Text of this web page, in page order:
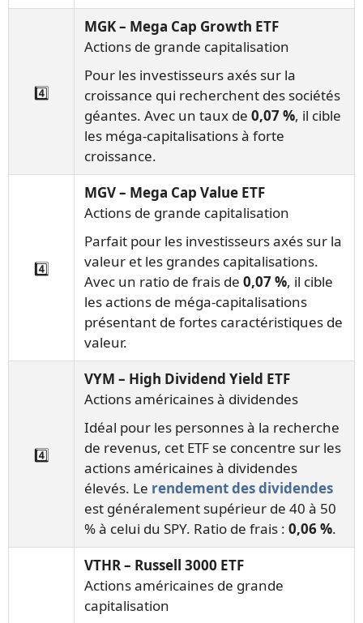
4️⃣
MGK – Mega Cap Growth ETF
Actions de grande capitalisation
Pour les investisseurs axés sur la
croissance qui recherchent des sociétés
géantes. Avec un taux de 0,07 %, il cible
les méga-capitalisations à forte
croissance.
4️⃣
MGV – Mega Cap Value ETF
Actions de grande capitalisation
Parfait pour les investisseurs axés sur la
valeur et les grandes capitalisations.
Avec un ratio de frais de 0,07 %, il cible
les actions de méga-capitalisations
présentant de fortes caractéristiques de
valeur.
4️⃣
VYM – High Dividend Yield ETF
Actions américaines à dividendes
Idéal pour les personnes à la recherche
de revenus, cet ETF se concentre sur les
actions américaines à dividendes
élevés. Le rendement des dividendes
est généralement supérieur de 40 à 50
% à celui du SPY. Ratio de frais : 0,06 %.
VTHR – Russell 3000 ETF
Actions américaines de grande
capitalisation